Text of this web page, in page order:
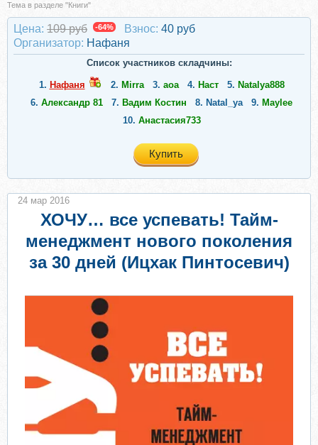
Тема в разделе "Книги"
Цена: 109 руб -64% Взнос: 40 руб
Организатор: Нафаня
Список участников складчины:
1. Нафаня 2. Mirra 3. aoa 4. Наст 5. Natalya888
6. Александр 81 7. Вадим Костин 8. Natal_ya 9. Maylee
10. Анастасия733
Купить
ХОЧУ… все успевать! Тайм-
менеджмент нового поколения
за 30 дней (Ицхак Пинтосевич)
24 мар 2016